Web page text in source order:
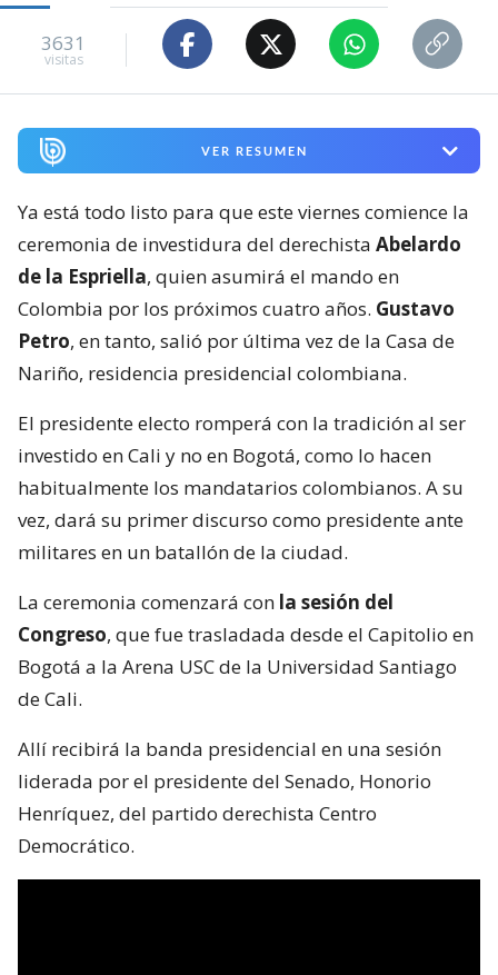
3631
visitas
VER RESUMEN
Ya está todo listo para que este viernes comience la
ceremonia de investidura del derechista Abelardo
de la Espriella, quien asumirá el mando en
Colombia por los próximos cuatro años. Gustavo
Petro, en tanto, salió por última vez de la Casa de
Nariño, residencia presidencial colombiana.
El presidente electo romperá con la tradición al ser
investido en Cali y no en Bogotá, como lo hacen
habitualmente los mandatarios colombianos. A su
vez, dará su primer discurso como presidente ante
militares en un batallón de la ciudad.
La ceremonia comenzará con la sesión del
Congreso, que fue trasladada desde el Capitolio en
Bogotá a la Arena USC de la Universidad Santiago
de Cali.
Allí recibirá la banda presidencial en una sesión
liderada por el presidente del Senado, Honorio
Henríquez, del partido derechista Centro
Democrático.